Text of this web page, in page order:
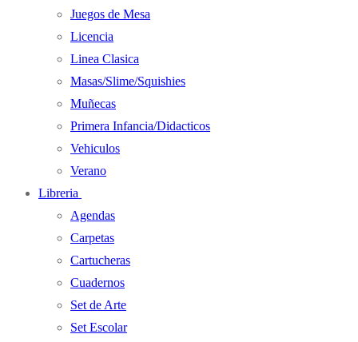
Juegos de Mesa
Licencia
Linea Clasica
Masas/Slime/Squishies
Muñecas
Primera Infancia/Didacticos
Vehiculos
Verano
Libreria
Agendas
Carpetas
Cartucheras
Cuadernos
Set de Arte
Set Escolar